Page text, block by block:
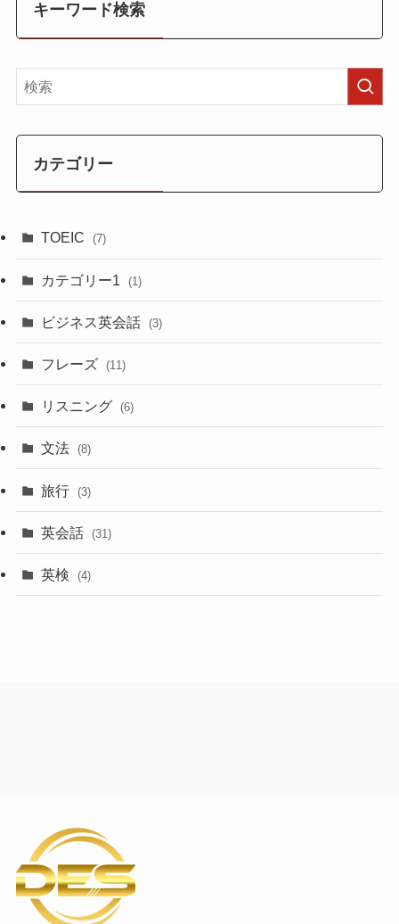
キーワード検索
カテゴリー
TOEIC (7)
カテゴリー1 (1)
ビジネス英会話 (3)
フレーズ (11)
リスニング (6)
文法 (8)
旅行 (3)
英会話 (31)
英検 (4)